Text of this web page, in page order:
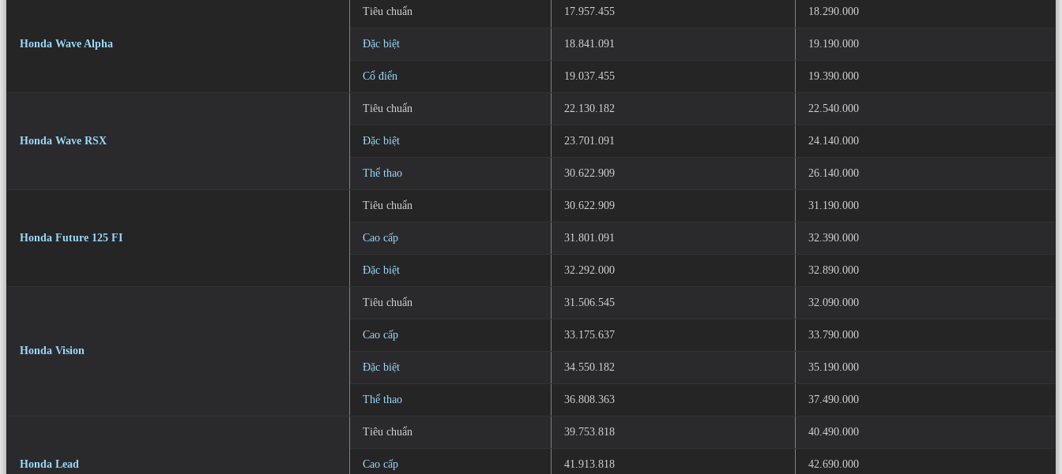
Honda Wave Alpha
Tiêu chuẩn 17.957.455 18.290.000
Đặc biệt 18.841.091 19.190.000
Cổ điển 19.037.455 19.390.000
Honda Wave RSX
Tiêu chuẩn 22.130.182 22.540.000
Đặc biệt 23.701.091 24.140.000
Thể thao 30.622.909 26.140.000
Honda Future 125 FI
Tiêu chuẩn 30.622.909 31.190.000
Cao cấp 31.801.091 32.390.000
Đặc biệt 32.292.000 32.890.000
Honda Vision
Tiêu chuẩn 31.506.545 32.090.000
Cao cấp 33.175.637 33.790.000
Đặc biệt 34.550.182 35.190.000
Thể thao 36.808.363 37.490.000
Honda Lead
Tiêu chuẩn 39.753.818 40.490.000
Cao cấp 41.913.818 42.690.000